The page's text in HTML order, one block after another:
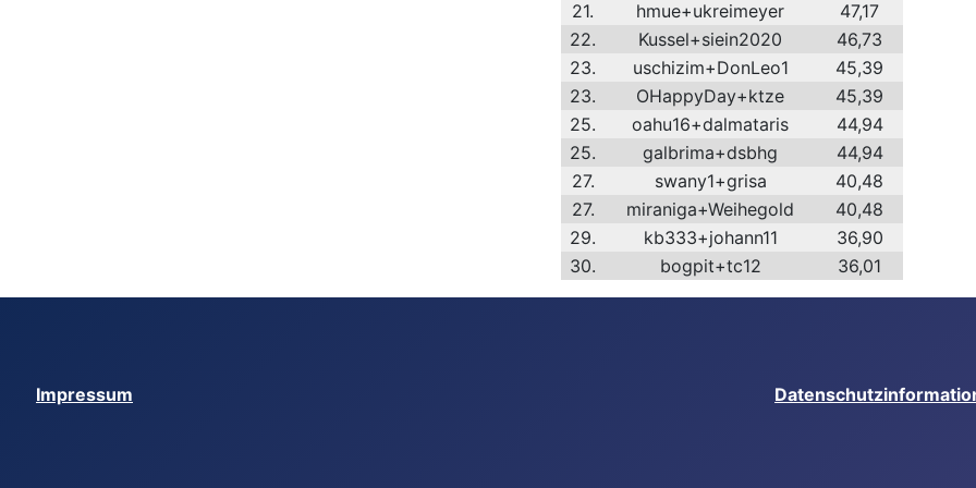
21. hmue+ukreimeyer
47,17
22.
Kussel+siein2020
46,73
23.
uschizim+DonLeo1
45,39
23.
OHappyDay+ktze
45,39
25.
oahu16+dalmataris
44,94
25.
galbrima+dsbhg
44,94
27.
swany1+grisa
40,48
27.
miraniga+Weihegold
40,48
29.
kb333+johann11
36,90
30.
bogpit+tc12 36,01
Impressum